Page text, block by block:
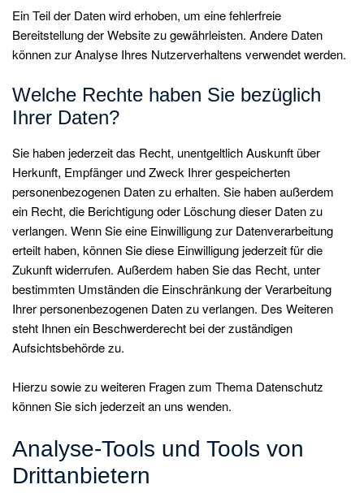
Ein Teil der Daten wird erhoben, um eine fehlerfreie
Bereitstellung der Website zu gewährleisten. Andere Daten
können zur Analyse Ihres Nutzerverhaltens verwendet werden.
Welche Rechte haben Sie bezüglich
Ihrer Daten?
Sie haben jederzeit das Recht, unentgeltlich Auskunft über
Herkunft, Empfänger und Zweck Ihrer gespeicherten
personenbezogenen Daten zu erhalten. Sie haben außerdem
ein Recht, die Berichtigung oder Löschung dieser Daten zu
verlangen. Wenn Sie eine Einwilligung zur Datenverarbeitung
erteilt haben, können Sie diese Einwilligung jederzeit für die
Zukunft widerrufen. Außerdem haben Sie das Recht, unter
bestimmten Umständen die Einschränkung der Verarbeitung
Ihrer personenbezogenen Daten zu verlangen. Des Weiteren
steht Ihnen ein Beschwerderecht bei der zuständigen
Aufsichtsbehörde zu.
Hierzu sowie zu weiteren Fragen zum Thema Datenschutz
können Sie sich jederzeit an uns wenden.
Analyse-Tools und Tools von
Dritt­anbietern